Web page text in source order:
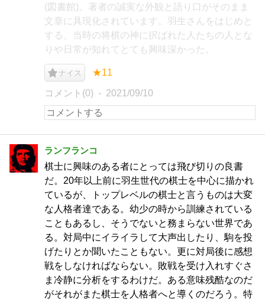
(図書館)。著者の誠実な外観と語り口がそのまま
文章に具現化されています。羽生さんをはじめと
する、当時の将棋の神に択ばれた人たちの人とな
りや日常が知れてとても興味深かった。
ナイス ★11
コメント(0) 2021/09/10
ランフランコ
棋士に興味のある者にとっては飛び切りの良書
だ。20年以上前に羽生世代の棋士を中心に描かれ
ているが、トップレベルの棋士と言うものは大変
な人格者達である。幼少の時から訓練されている
こともあるし、そうでないと務まらない世界であ
る。対局中にイライラして大声出したり、駒を投
げたりとか聞いたこともない。更に対局後に感想
戦をしなければならない。敗戦を受け入れすぐさ
ま冷静に分析をするわけだ。ある意味残酷なのだ
がそれがまた棋士を人格者へと導くのだろう。特